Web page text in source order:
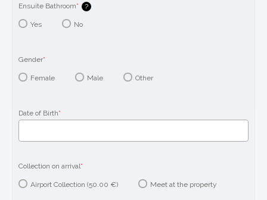
Ensuite Bathroom* ?
Yes No
Gender*
Female Male Other
Date of Birth*
Collection on arrival*
Airport Collection (50.00 €) Meet at the property